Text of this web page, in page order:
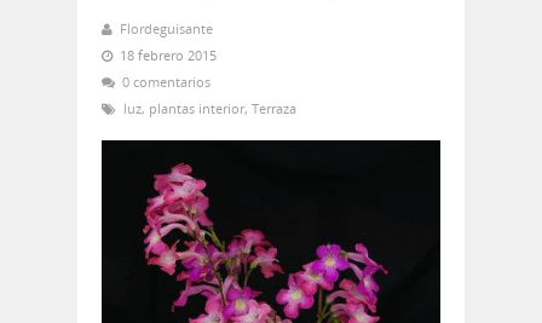
Flordeguisante
18 febrero 2015
0 comentarios
luz, plantas interior, Terraza